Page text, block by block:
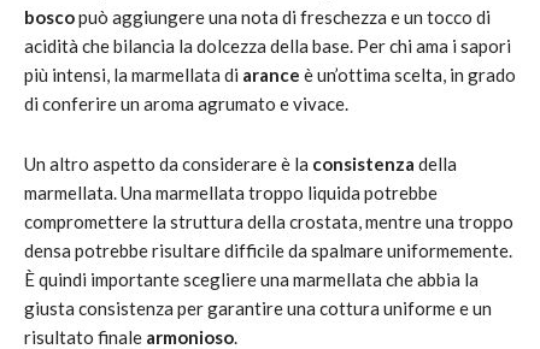
boscopuò aggiungere una nota di freschezza e un tocco di
acidità che bilancia la dolcezza della base. Per chi ama i sapori
più intensi, la marmellata di arance è un’ottima scelta, in grado
di conferire un aroma agrumato e vivace.
Un altro aspetto da considerare è la consistenza della
marmellata. Una marmellata troppo liquida potrebbe
compromettere la struttura della crostata, mentre una troppo
densa potrebbe risultare difficile da spalmare uniformemente.
È quindi importante scegliere una marmellata che abbia la
giusta consistenza per garantire una cottura uniforme e un
risultato finale armonioso.